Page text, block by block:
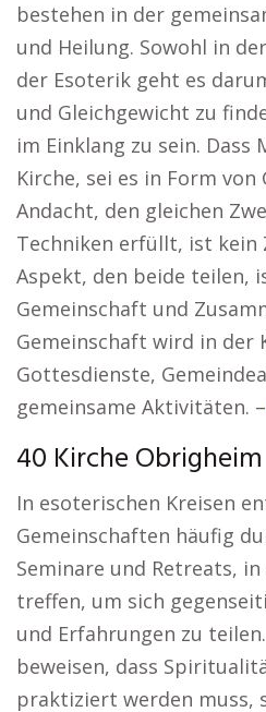
bestehen in der
und Heilung. Sowohl in
der Esoterik geht es
und Gleichgewicht zu
im Einklang zu sein.
Kirche, sei es in Form
Andacht, den gleichen
Techniken erfüllt, ist kein
Aspekt, den beide teilen,
Gemeinschaft und
Gemeinschaft wird in der
Gottesdienste,
gemeinsame Aktivitäten. –
40 Kirche
In esoterischen Kreisen
Gemeinschaften häufig
Seminare und Retreats,
treffen, um sich
und Erfahrungen zu
beweisen, dass
praktiziert werden muss,